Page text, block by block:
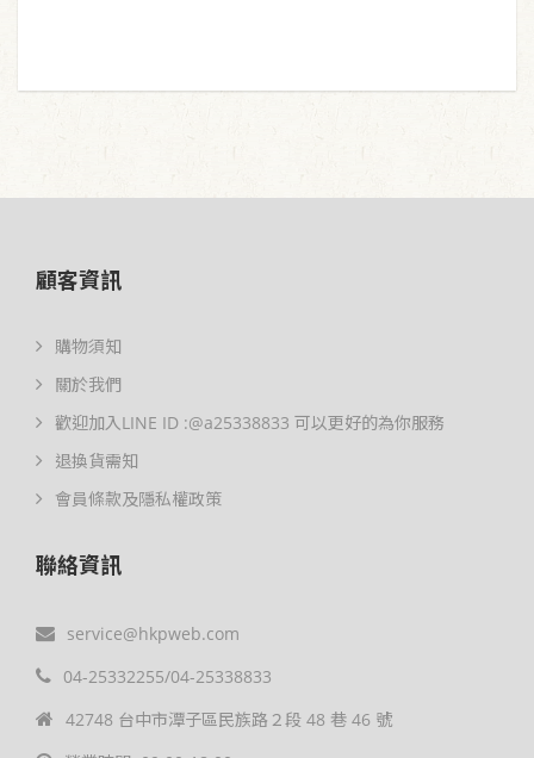
顧客資訊
購物須知
關於我們
歡迎加入LINE ID :@a25338833 可以更好的為你服務
退換貨需知
會員條款及隱私權政策
聯絡資訊
service@hkpweb.com
04-25332255/04-25338833
42748 台中市潭子區民族路２段 48 巷 46 號